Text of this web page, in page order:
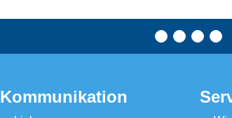
Kommunikation